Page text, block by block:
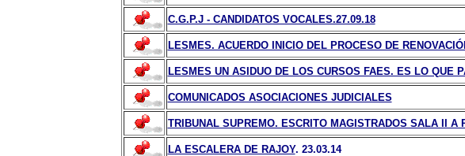
C.G.P.J - CANDIDATOS VOCALES.27.09.18
LESMES. ACUERDO INICIO DEL PROCESO DE
LESMES UN ASIDUO DE LOS CURSOS FAES. ES LO QUE
COMUNICADOS ASOCIACIONES JUDICIALES
TRIBUNAL SUPREMO. ESCRITO MAGISTRADOS SALA II A
LA ESCALERA DE RAJOY. 23.03.14